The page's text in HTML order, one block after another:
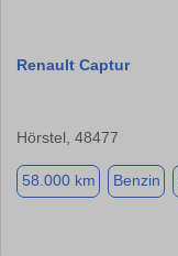
Renault Captur
Hörstel, 48477
58.000 km Benzin